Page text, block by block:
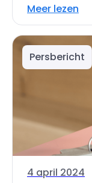
Meer lezen
Persbericht
4 april 2024